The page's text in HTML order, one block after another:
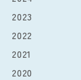
2023
2022
2021
2020